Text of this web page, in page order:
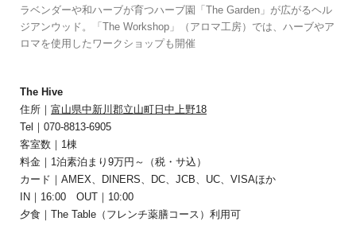
ラベンダーや和ハーブが育つハーブ園「The Garden」が広がるヘル
ジアンウッド。「The Workshop」（アロマ工房）では、ハーブやア
ロマを使用したワークショップも開催
The Hive
住所｜ 富⼭県中新川郡⽴⼭町⽇中上野18
Tel｜070-8813-6905
客室数｜1棟
料金｜1泊素泊まり9万円～（税・サ込）
カード｜AMEX、DINERS、DC、JCB、UC、VISAほか
IN｜16:00 OUT｜10:00
夕食｜The Table（フレンチ薬膳コース）利用可